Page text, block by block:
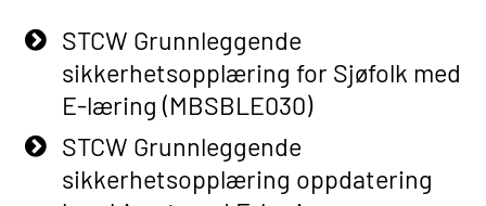
Basic Safety Training – Refresher
Course (English) with E-learning
(OBSBLE048)
Basic Safety Training – Refresher
Course (English) (OBS1063)
STCW Grunnleggende
sikkerhetsopplæring for Sjøfolk med
E-læring (MBSBLE030)
STCW Grunnleggende
sikkerhetsopplæring oppdatering